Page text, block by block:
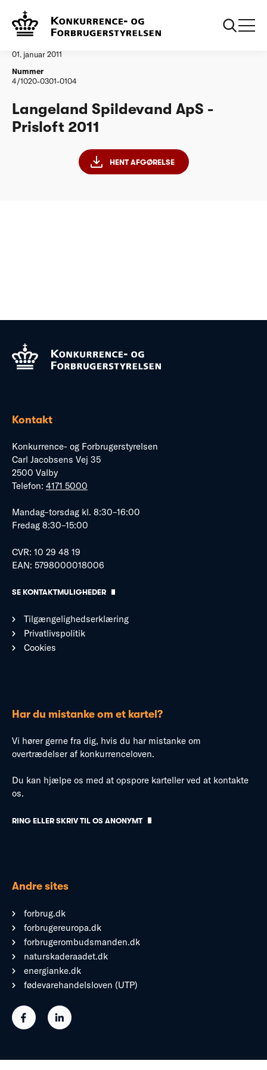
Vandtilsyn
01. januar 2011
Nummer
4/1020-0301-0104
Langeland Spildevand ApS -
Prisloft 2011
HENT AFGØRELSE
Kontakt
Konkurrence- og Forbrugerstyrelsen
Carl Jacobsens Vej 35
2500 Valby
Telefon: 4171 5000
Mandag–torsdag kl. 8:30–16:00
Fredag 8:30–15:00
CVR: 10 29 48 19
EAN: 5798000018006
SE KONTAKTMULIGHEDER
Tilgængelighedserklæring
Privatlivspolitik
Cookies
Har du mistanke om et kartel?
Vi hører gerne fra dig, hvis du har mistanke om
overtrædelser af konkurrenceloven.
Du kan hjælpe os med at opspore karteller ved at kontakte
os.
RING ELLER SKRIV TIL OS ANONYMT
Andre sites
forbrug.dk
forbrugereuropa.dk
forbrugerombudsmanden.dk
naturskaderaadet.dk
energianke.dk
fødevarehandelsloven (UTP)